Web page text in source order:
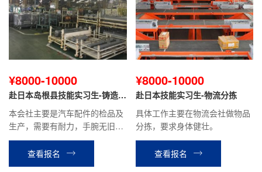
¥8000-10000
赴日本岛根县技能实习生-铸造
本会社主要是汽车配件的检品及
生产，需要有耐力，手腕无旧
疾，手指灵巧。
查看报名
¥8000-10000
赴日本技能实习生-物流分拣
具体工作主要在物流会社做物品
分拣，要求身体健壮。
查看报名